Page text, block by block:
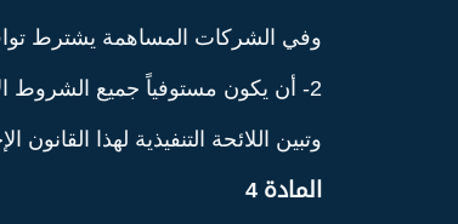
وفي الشركات المساهمة يشترط
2- أن يكون مستوفياً جميع الشروط الإدارية والمالية والفنية الواردة في النموذج المرفق بالترخيص مع كافة المستندات المؤيدة.
وتبين اللائحة التنفيذية لهذا
المادة 4